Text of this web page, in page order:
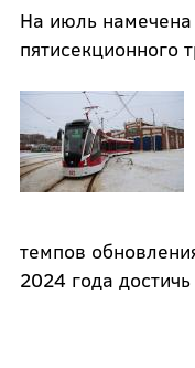
На июль
пятисекционного
темпов
2024 года достичь